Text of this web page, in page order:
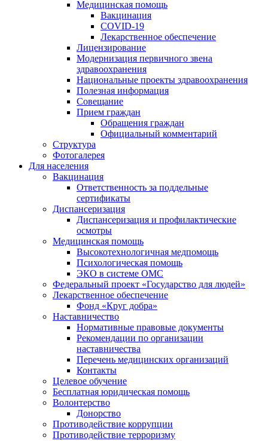
Медицинская помощь
Вакцинация
COVID-19
Лекарственное обеспечение
Лицензирование
Модернизация первичного звена
здравоохранения
Национальные проекты здравоохранения
Полезная информация
Совещание
Прием граждан
Обращения граждан
Официальный комментарий
Структура
Фотогалерея
Для населения
Вакцинация
Ответственность за поддельные
сертификаты
Диспансеризация
Диспансеризация и профилактические
осмотры
Медицинская помощь
Высокотехнологичная медпомощь
Психологическая помощь
ЭКО в системе ОМС
Федеральный проект «Государство для людей»
Лекарственное обеспечение
Фонд «Круг добра»
Наставничество
Нормативные правовые документы
Рекомендации по организации
наставничества
Перечень медицинских организаций
Контакты
Целевое обучение
Бесплатная юридическая помощь
Волонтерство
Донорство
Противодействие коррупции
Противодействие терроризму